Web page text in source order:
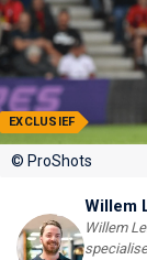
EXCLUSIEF
© ProShots
Willem
Willem